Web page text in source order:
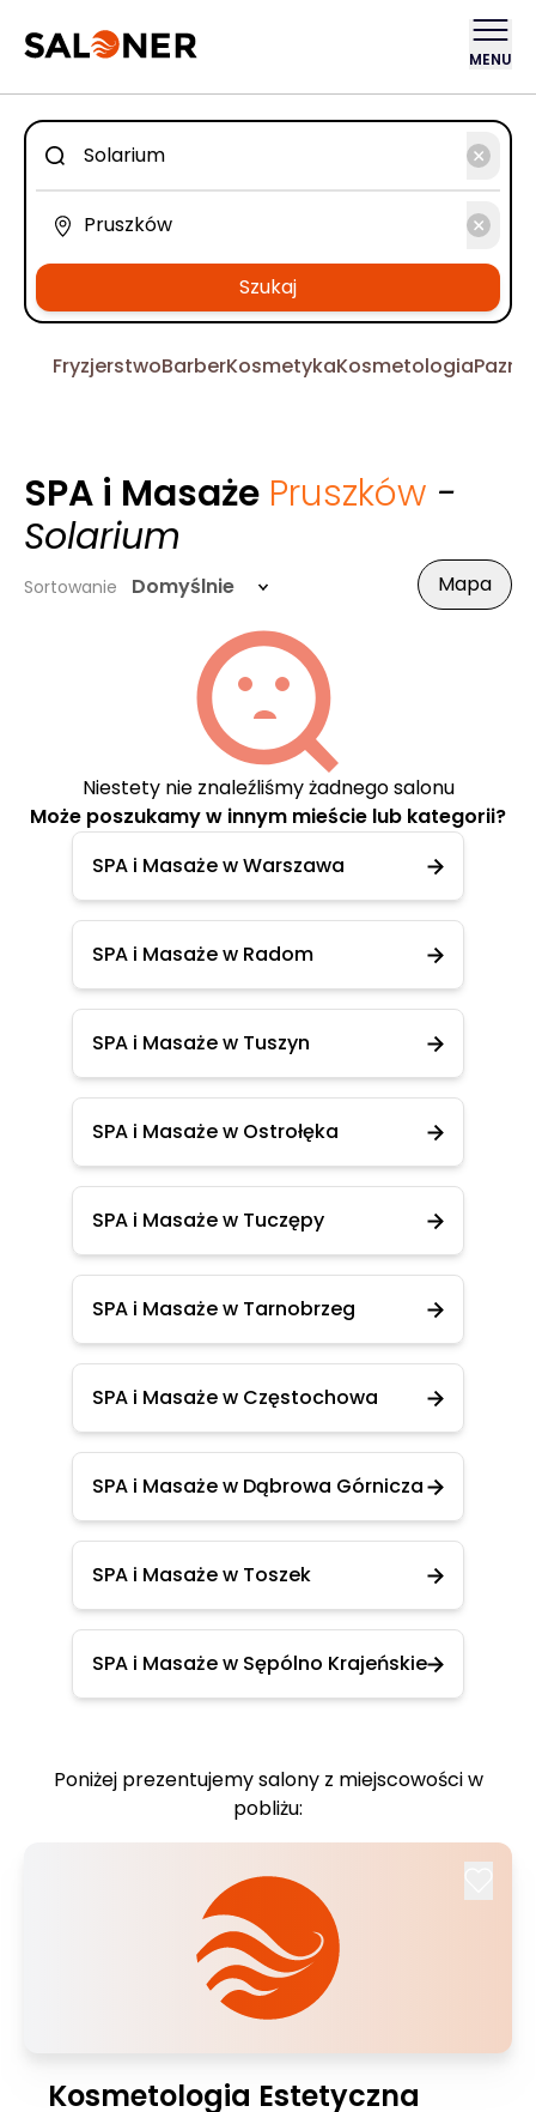
MENU
Szukaj
FryzjerstwoBarberKosmetykaKosmetologia
SPA i Masaże Pruszków -
Solarium
Sortowanie Domyślnie Mapa
Niestety nie znaleźliśmy żadnego salonu
Może poszukamy w innym mieście lub kategorii?
SPA i Masaże w Warszawa
SPA i Masaże w Radom
SPA i Masaże w Tuszyn
SPA i Masaże w Ostrołęka
SPA i Masaże w Tuczępy
SPA i Masaże w Tarnobrzeg
SPA i Masaże w Częstochowa
SPA i Masaże w Dąbrowa Górnicza
SPA i Masaże w Toszek
SPA i Masaże w Sępólno Krajeńskie
Poniżej prezentujemy salony z miejscowości w
pobliżu:
Kosmetologia Estetyczna